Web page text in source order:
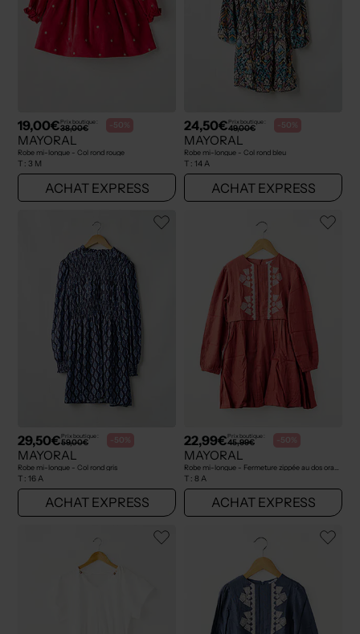
19,00€Prix boutique :
38,00€ -50%
MAYORAL
Robe mi-longue - Col rond rouge
T : 3 M
ACHAT EXPRESS
24,50€Prix boutique :
49,00€ -50%
MAYORAL
Robe mi-longue - Col rond bleu
T : 14 A
ACHAT EXPRESS
29,50€Prix boutique :
59,00€ -50%
MAYORAL
Robe mi-longue - Col rond gris
T : 16 A
ACHAT EXPRESS
22,99€Prix boutique :
45,99€ -50%
MAYORAL
T : 8 A
ACHAT EXPRESS